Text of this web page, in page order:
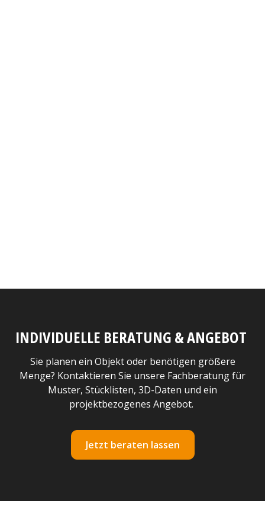
INDIVIDUELLE BERATUNG & ANGEBOT
Sie planen ein Objekt oder benötigen größere
Menge? Kontaktieren Sie unsere Fachberatung für
Muster, Stücklisten, 3D-Daten und ein
projektbezogenes Angebot.
Jetzt beraten lassen